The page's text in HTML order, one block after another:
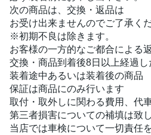
次の商品は、交換・返品は
お受け出来ませんのでご了承くだ
※初期不良は除きます。
お客様の一方的なご都合による
交換・商品到着後8日以上経過し
装着途中あるいは装着後の商品
保証は商品にのみ行います
取付・取外しに関わる費用、代
第三者損害についての補填は致
当店では車検について一切責任